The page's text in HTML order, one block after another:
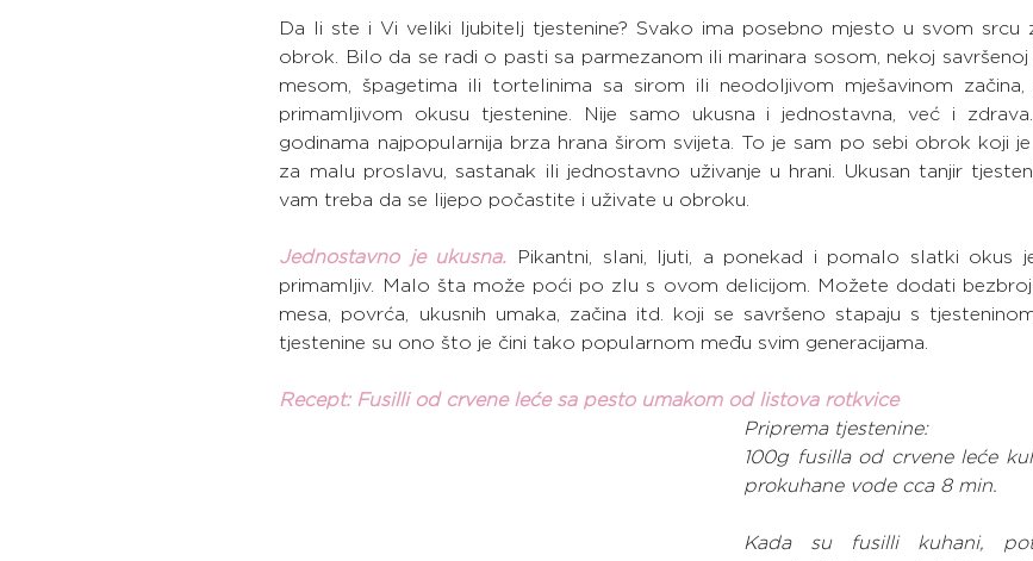
Da li ste i Vi veliki ljubitelj tjestenine? Svako ima posebno mjesto u svom srcu
obrok. Bilo da se radi o pasti sa parmezanom ili marinara sosom, nekoj savršenoj
mesom, špagetima ili tortelinima sa sirom ili neodoljivom mješavinom začina,
primamljivom okusu tjestenine. Nije samo ukusna i jednostavna, već i
godinama najpopularnija brza hrana širom svijeta. To je sam po sebi obrok koji je
za malu proslavu, sastanak ili jednostavno uživanje u hrani. Ukusan tanjir
vam treba da se lijepo počastite i uživate u obroku.
Jednostavno je ukusna. Pikantni, slani, ljuti, a ponekad i pomalo slatki okus
primamljiv. Malo šta može poći po zlu s ovom delicijom. Možete dodati bezbroj
mesa, povrća, ukusnih umaka, začina itd. koji se savršeno stapaju s
tjestenine su ono što je čini tako popularnom među svim generacijama.
Recept: Fusilli od crvene leće sa pesto umakom od listova rotkvice
Priprema tjestenine:
100g fusilla od crvene leće
prokuhane vode cca 8 min.
Kada su fusilli kuhani,